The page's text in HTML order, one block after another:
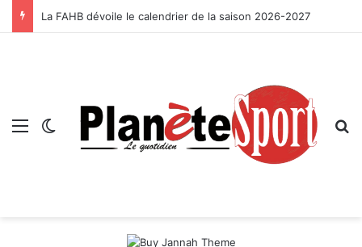
La FAHB dévoile le calendrier de la saison 2026-2027
Menu Switch skin